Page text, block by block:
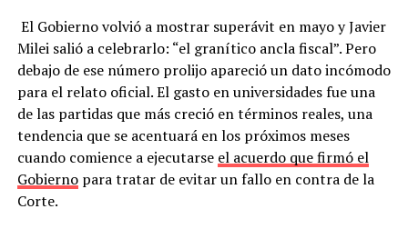
El Gobierno volvió a mostrar superávit en mayo y Javier
Milei salió a celebrarlo: “el granítico ancla fiscal”. Pero
debajo de ese número prolijo apareció un dato incómodo
para el relato oficial. El gasto en universidades fue una
de las partidas que más creció en términos reales, una
tendencia que se acentuará en los próximos meses
cuando comience a ejecutarse el acuerdo que firmó el
Gobiernopara tratar de evitar un fallo en contra de la
Corte.